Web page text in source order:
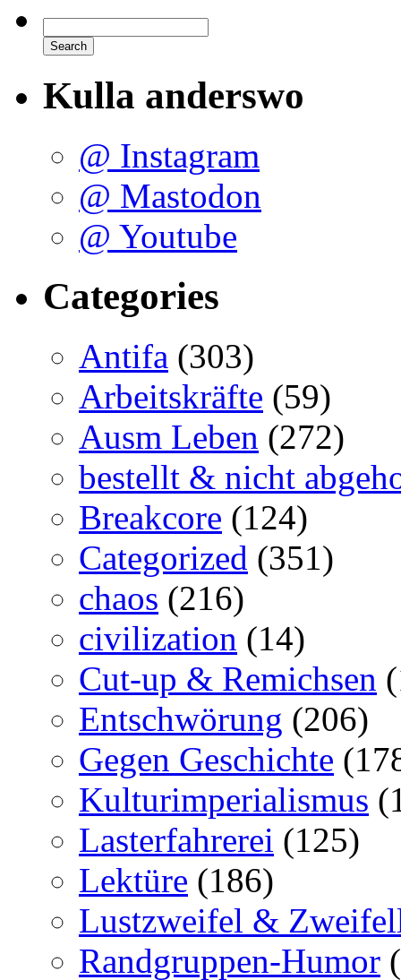
Kulla anderswo
@ Instagram
@ Mastodon
@ Youtube
Categories
Antifa (303)
Arbeitskräfte (59)
Ausm Leben (272)
bestellt & nicht
Breakcore (124)
Categorized (351)
chaos (216)
civilization (14)
Cut-up & Remichsen
Entschwörung (206)
Gegen Geschichte
Kulturimperialismus
Lasterfahrerei (125)
Lektüre (186)
Lustzweifel &
Randgruppen-Humor